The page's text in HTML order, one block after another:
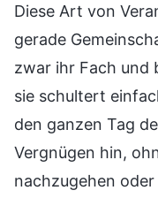
Diese Art von
gerade
zwar ihr Fach und
sie schultert
den ganzen Tag
Vergnügen hin,
nachzugehen